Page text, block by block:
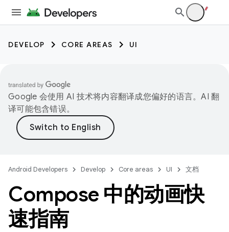
DEVELOP CORE AREAS UI
Google 会使用 AI 技术将内容翻译成您偏好的语言。AI 翻
译可能包含错误。
Android Developers Develop Core areas UI 文档
Compose 中的动画快
速指南